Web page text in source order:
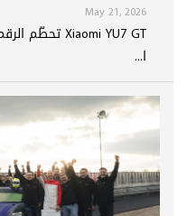
May 21, 2026
ا...